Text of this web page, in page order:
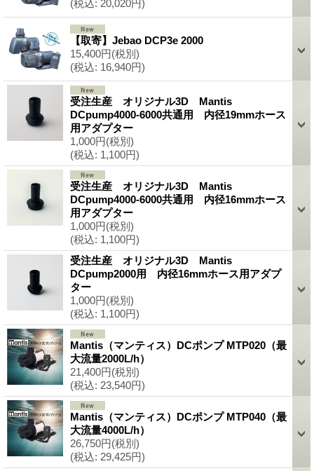
(税込: 20,020円)
【取寄】Jebao DCP3e 2000
15,400円(税別)
(税込: 16,940円)
受注生産 オリジナル3D Mantis
DCpump4000-6000共通用 内径19mmホース
用アダプター
1,000円(税別)
(税込: 1,100円)
受注生産 オリジナル3D Mantis
DCpump4000-6000共通用 内径16mmホース
用アダプター
1,000円(税別)
(税込: 1,100円)
受注生産 オリジナル3D Mantis
DCpump2000用 内径16mmホース用アダプ
ター
1,000円(税別)
(税込: 1,100円)
Mantis（マンティス）DCポンプ MTP020（最
大流量2000L/h）
21,400円(税別)
(税込: 23,540円)
Mantis（マンティス）DCポンプ MTP040（最
大流量4000L/h）
26,750円(税別)
(税込: 29,425円)